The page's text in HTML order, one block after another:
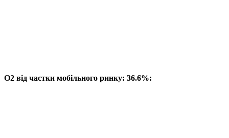
O2 від частки мобільного ринку: 36.6%: